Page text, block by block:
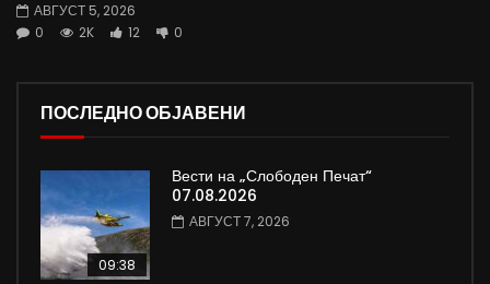
АВГУСТ 5, 2026
0
2K 12 0
ПОСЛЕДНО ОБЈАВЕНИ
09:38
Вести на „Слободен Печат“
07.08.2026
АВГУСТ 7, 2026